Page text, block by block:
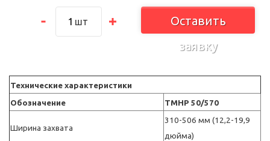
шт
Оставить
заявку
Технические характеристики
Обозначение
TMHP 50/570
Ширина захвата
310-506 мм (12,2-19,9
дюйма)